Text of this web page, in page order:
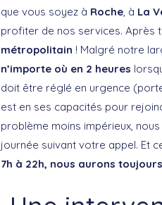
que vous soyez à Roche, à La
profiter de nos services. Après
métropolitain ! Malgré notre
n’importe où en 2 heures
doit être réglé en urgence
est en ses capacités pour
problème moins impérieux,
journée suivant votre appel. Et
7h à 22h, nous aurons